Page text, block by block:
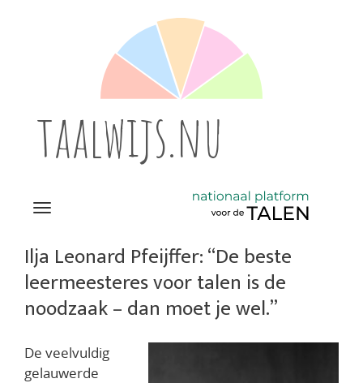
taalwijs.nu
Navigation
naar
inhoud
Ilja Leonard Pfeijffer: “De beste
leermeesteres voor talen is de
noodzaak – dan moet je wel.”
De veelvuldig
gelauwerde